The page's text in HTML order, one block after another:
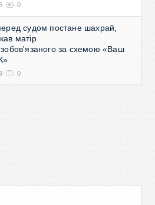
0
судом постане шахрай,
матір
за схемою «Ваш
0